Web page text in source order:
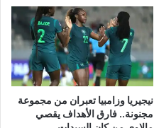
نيجيريا وزامبيا تعبران من مجموعة
مجنونة.. فارق الأهداف يقصي